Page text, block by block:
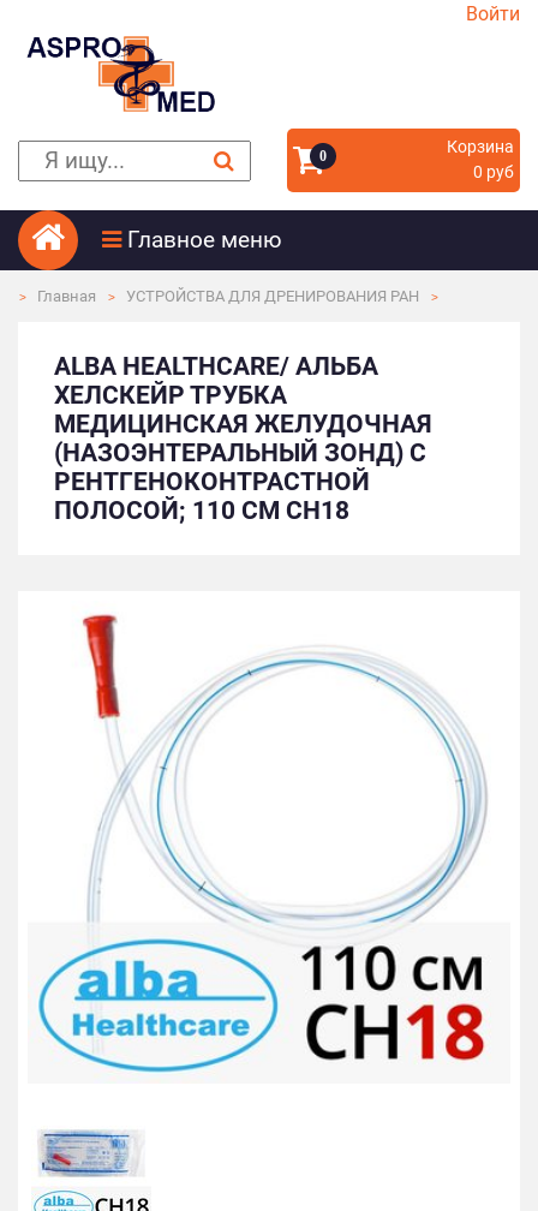
Войти
0
Корзина
0 руб
Главное меню
Главная УСТРОЙСТВА ДЛЯ ДРЕНИРОВАНИЯ РАН
ALBA HEALTHCARE/ АЛЬБА
ХЕЛСКЕЙР ТРУБКА
МЕДИЦИНСКАЯ ЖЕЛУДОЧНАЯ
(НАЗОЭНТЕРАЛЬНЫЙ ЗОНД) С
РЕНТГЕНОКОНТРАСТНОЙ
ПОЛОСОЙ; 110 СМ СН18